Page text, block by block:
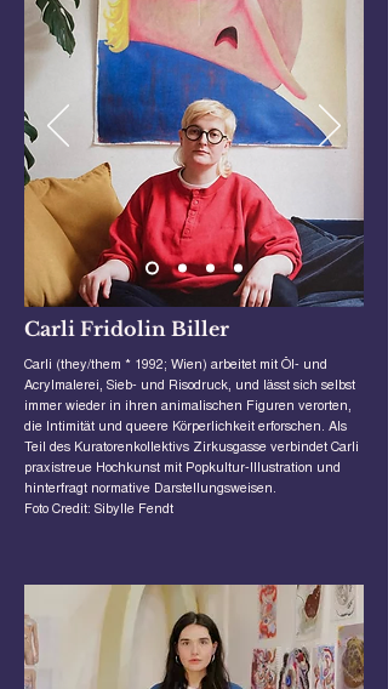
Carli Fridolin Biller
Carli (they/them * 1992; Wien) arbeitet mit Öl- und
Acrylmalerei, Sieb- und Risodruck, und lässt sich selbst
immer wieder in ihren animalischen Figuren verorten,
die Intimität und queere Körperlichkeit erforschen. Als
Teil des Kuratorenkollektivs Zirkusgasse verbindet Carli
praxistreue Hochkunst mit Popkultur-Illustration und
hinterfragt normative Darstellungsweisen.
Foto Credit: Sibylle Fendt